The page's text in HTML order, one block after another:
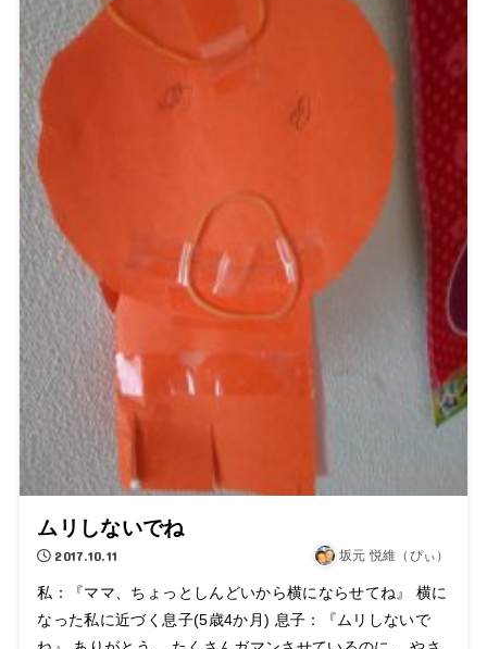
ムリしないでね
2017.10.11 坂元 悦維（ぴぃ）
私：『ママ、ちょっとしんどいから横にならせてね』 横に
なった私に近づく息子(5歳4か月) 息子：『ムリしないで